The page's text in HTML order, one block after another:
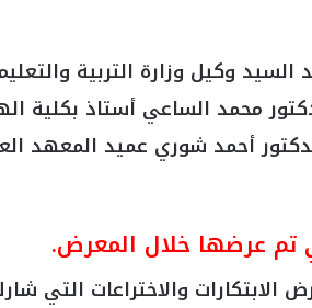
السيد وكيل وزارة التربية
محمد الساعي أستاذ بكلية
أحمد شوري عميد المعهد
تم عرضها خلال المعرض.